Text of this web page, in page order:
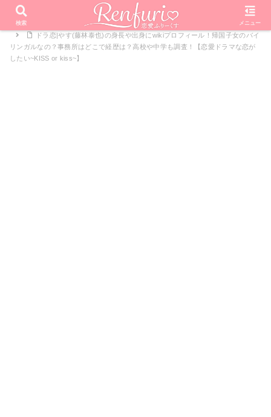
PR
ホーム 恋愛リアリティーショー
恋愛ドラマな恋がしたい
ドラ恋|やす(藤林泰也)の身長や出身にwikiプロフィール！帰国子女のバイ
リンガルなの？事務所はどこで経歴は？高校や中学も調査！【恋愛ドラマな恋が
したい~KISS or kiss~】
検索 メニュー